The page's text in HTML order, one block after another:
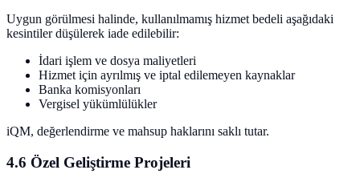
Uygun görülmesi halinde, kullanılmamış hizmet bedeli aşağıdaki
kesintiler düşülerek iade edilebilir:
İdari işlem ve dosya maliyetleri
Hizmet için ayrılmış ve iptal edilemeyen kaynaklar
Banka komisyonları
Vergisel yükümlülükler
iQM, değerlendirme ve mahsup haklarını saklı tutar.
4.6 Özel Geliştirme Projeleri